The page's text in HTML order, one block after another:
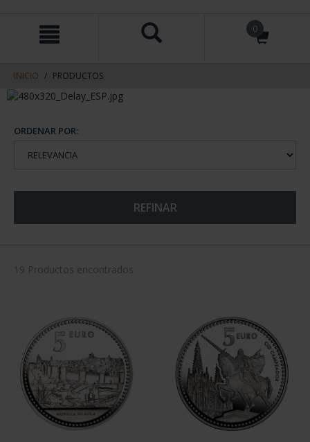
contenido
navegacin
0
INICIO PRODUCTOS
ORDENAR POR:
REFINAR
19 Productos encontrados